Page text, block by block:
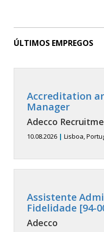
ÚLTIMOS EMPREGOS
Accreditation
Manager
Adecco
10.08.2026 | Lisboa,
Assistente
Fidelidade [94-
Adecco